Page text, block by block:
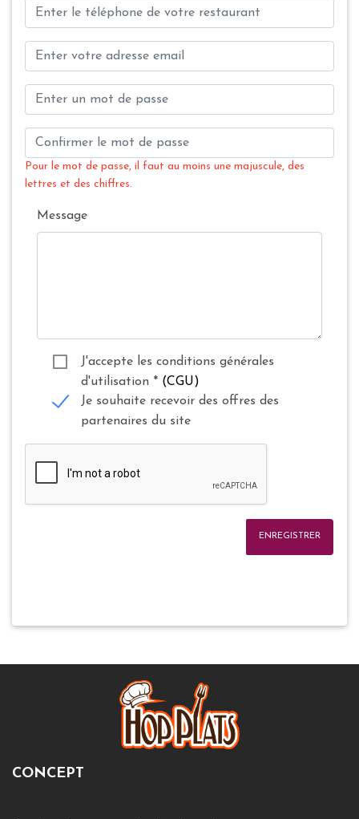
Pour le mot de passe, il faut au moins une majuscule, des
lettres et des chiffres.
Message
J'accepte les conditions générales
d'utilisation * (CGU)
Je souhaite recevoir des offres des
partenaires du site
ENREGISTRER
CONCEPT